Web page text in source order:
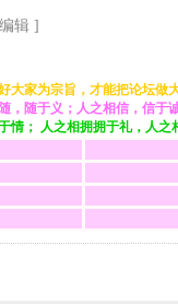
辑 ]
大家为宗旨，才能把论坛做
，随于义；人之相信，信于
情； 人之相拥拥于礼，人